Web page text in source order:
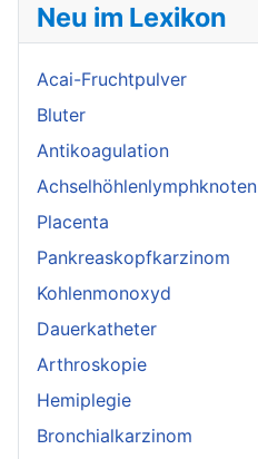
Neu im Lexikon
Acai-Fruchtpulver
Bluter
Antikoagulation
Achselhöhlenlymphknoten
Placenta
Pankreaskopfkarzinom
Kohlenmonoxyd
Dauerkatheter
Arthroskopie
Hemiplegie
Bronchialkarzinom